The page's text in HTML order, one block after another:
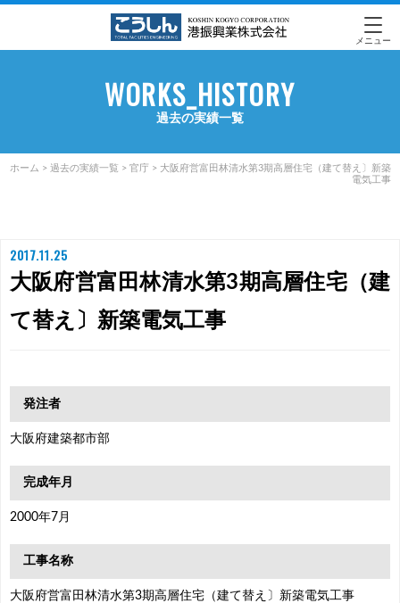
メニュー
WORKS_HISTORY
過去の実績一覧
ホーム > 過去の実績一覧 > 官庁 > 大阪府営富田林清水第3期高層住宅（建て替え〕新築
電気工事
2017.11.25
大阪府営富田林清水第3期高層住宅（建
て替え〕新築電気工事
発注者
大阪府建築都市部
完成年月
2000年7月
工事名称
大阪府営富田林清水第3期高層住宅（建て替え〕新築電気工事